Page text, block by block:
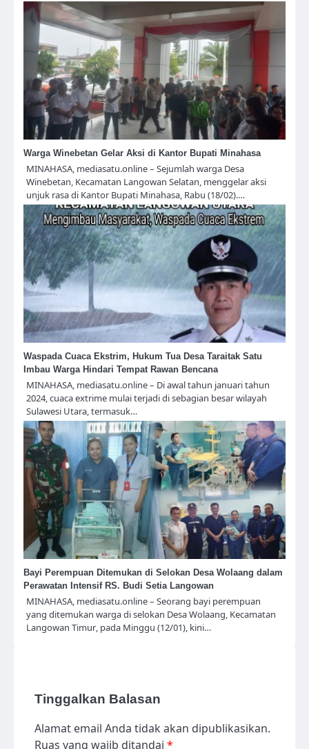
Warga Winebetan Gelar Aksi di Kantor Bupati Minahasa
MINAHASA, mediasatu.online – Sejumlah warga Desa
Winebetan, Kecamatan Langowan Selatan, menggelar aksi
unjuk rasa di Kantor Bupati Minahasa, Rabu (18/02).…
Waspada Cuaca Ekstrim, Hukum Tua Desa Taraitak Satu
Imbau Warga Hindari Tempat Rawan Bencana
MINAHASA, mediasatu.online – Di awal tahun januari tahun
2024, cuaca extrime mulai terjadi di sebagian besar wilayah
Sulawesi Utara, termasuk…
Bayi Perempuan Ditemukan di Selokan Desa Wolaang dalam
Perawatan Intensif RS. Budi Setia Langowan
MINAHASA, mediasatu.online – Seorang bayi perempuan
yang ditemukan warga di selokan Desa Wolaang, Kecamatan
Langowan Timur, pada Minggu (12/01), kini…
Tinggalkan Balasan
Alamat email Anda tidak akan dipublikasikan.
Ruas yang wajib ditandai *